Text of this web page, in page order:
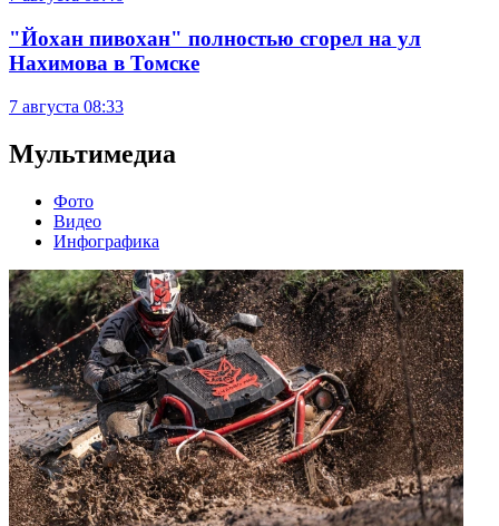
"Йохан пивохан" полностью сгорел на ул
Нахимова в Томске
7 августа 08:33
Мультимедиа
Фото
Видео
Инфографика